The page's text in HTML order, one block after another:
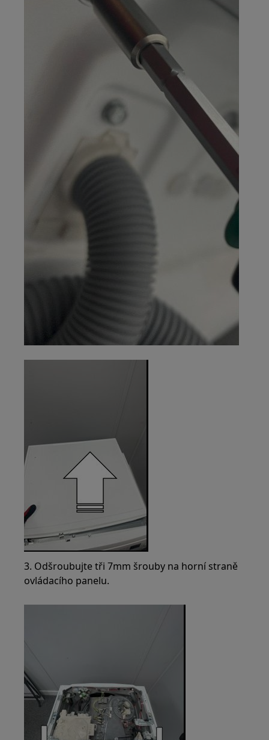
3. Odšroubujte tři 7mm šrouby na horní straně
ovládacího panelu.